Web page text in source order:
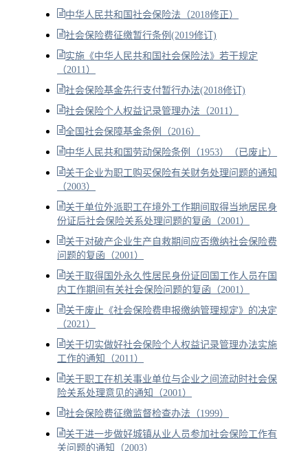
中华人民共和国社会保险法（2018修正）
社会保险费征缴暂行条例(2019修订)
实施《中华人民共和国社会保险法》若干规定
（2011）
社会保险基金先行支付暂行办法(2018修订)
社会保险个人权益记录管理办法（2011）
全国社会保障基金条例（2016）
中华人民共和国劳动保险条例（1953）（已废止）
关于企业为职工购买保险有关财务处理问题的通知
（2003）
关于单位外派职工在境外工作期间取得当地居民身
份证后社会保险关系处理问题的复函（2001）
关于对破产企业生产自救期间应否缴纳社会保险费
问题的复函（2001）
关于取得国外永久性居民身份证回国工作人员在国
内工作期间有关社会保险问题的复函（2001）
关于废止《社会保险费申报缴纳管理规定》的决定
（2021）
关于切实做好社会保险个人权益记录管理办法实施
工作的通知（2011）
关于职工在机关事业单位与企业之间流动时社会保
险关系处理意见的通知（2001）
社会保险费征缴监督检查办法（1999）
关于进一步做好城镇从业人员参加社会保险工作有
关问题的通知（2003）